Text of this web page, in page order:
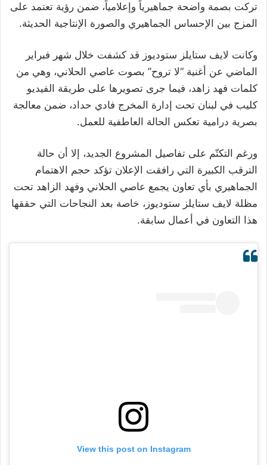
تركت بصمة واضحة جماهيرياً وإعلامياً، ضمن رؤية تعتمد على
المزج بين الإحساس الجماهيري والصورة الإنتاجية الحديثة.
وكانت لايف ستايلز ستوديوز قد كشفت خلال شهر فبراير
الماضي عن أغنية “لا تروح” بصوت عاصي الحلاني، وهي من
كلمات فهد زاهد، فيما جرى تصويرها على طريقة الفيديو
كليب في لبنان تحت إدارة المخرج فادي حداد، ضمن معالجة
بصرية درامية تعكس الحالة العاطفية للعمل.
ورغم التكتّم على تفاصيل المشروع الجديد، إلا أن حالة
الترقب الكبيرة التي رافقت الإعلان تؤكد حجم الاهتمام
الجماهيري بأي تعاون يجمع عاصي الحلاني وفهد الزاهد تحت
مظلة لايف ستايلز ستوديوز، خاصة بعد النجاحات التي حققها
هذا التعاون في أعمال سابقة.
View this post on Instagram